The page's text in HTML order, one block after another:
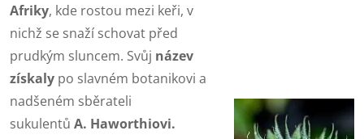
Afriky, kde rostou mezi keři, v
nichž se snaží schovat před
prudkým sluncem. Svůj název
získaly po slavném botanikovi a
nadšeném sběrateli
sukulentů A. Haworthiovi.